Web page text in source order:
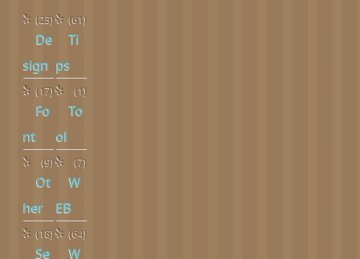
De
sign
(23)
Fo
nt
(17)
Ot
her
(9)
Se
(18)
Ti
ps
(61)
To
ol
(1)
W
EB
(7)
W
(64)